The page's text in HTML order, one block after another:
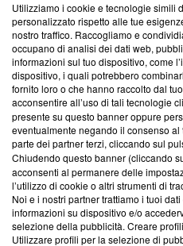
Questa sezione offre
News, sui nostri processi
creare news di qualità. Inoltre,
‘Trust Project - News with
ancora membro del
parte; Trust Project non ha
conformità agli standard.
Su di noi
Team editoriale
Corporate
Redazione
Utilizziamo i cookie e tecnologie simili
personalizzato rispetto alle tue
nostro traffico. Raccogliamo e
occupano di analisi dei dati web,
informazioni sul tuo dispositivo, come
dispositivo, i quali potrebbero
fornito loro o che hanno raccolto dal
acconsentire all’uso di tali tecnologie
presente su questo banner oppure
eventualmente negando il consenso
parte dei partner terzi, cliccando sul
Chiudendo questo banner (cliccando
acconsenti al permanere delle
l’utilizzo di cookie o altri strumenti di
Noi e i nostri partner trattiamo i tuoi
informazioni su dispositivo e/o
selezione della pubblicità. Creare
Utilizzare profili per la selezione di